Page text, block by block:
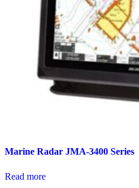
Marine Radar JMA-3400 Series
Read more